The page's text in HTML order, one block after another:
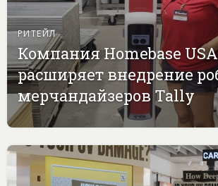
РИТЕЙЛ
Компания Homebase USA
расширяет внедрение
мерчандайзеров Tally